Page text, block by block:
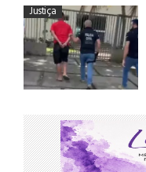
Justiça